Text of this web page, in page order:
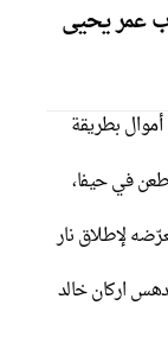
عمر يحيى
بطريقة
طعن في حيفا،
من جرّاء تعرّضه لإطلاق نار
اركان خالد